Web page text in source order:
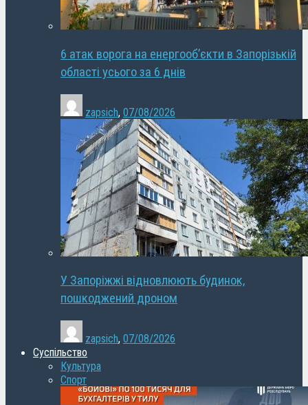
6 атак ворога на енергооб’єкти в Запорізькій
області усього за 6 днів
zapsich, 07/08/2026
У Запоріжжі відновлюють будинок,
пошкоджений дроном
zapsich, 07/08/2026
Суспільство
Культура
Спорт